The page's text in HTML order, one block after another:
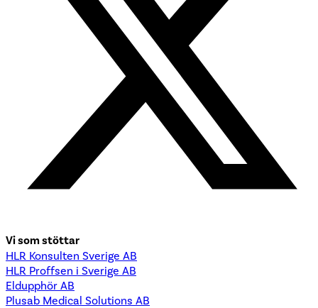
Vi som stöttar
HLR Konsulten Sverige AB
HLR Proffsen i Sverige AB
Eldupphör AB
Plusab Medical Solutions AB